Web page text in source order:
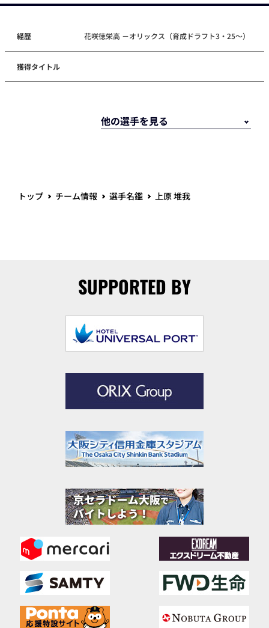
経歴 花咲徳栄高 －オリックス（育成ドラフト3・25～）
獲得タイトル
トップ チーム情報 選手名鑑 上原 堆我
SUPPORTED BY